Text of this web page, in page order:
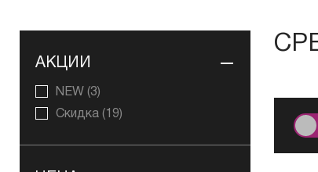
АКЦИИ
NEW (3)
Скидка (19)